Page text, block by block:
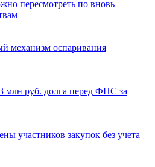
пересмотреть по вновь
механизм оспаривания
млн руб. долга перед ФНС за
участников закупок без учета